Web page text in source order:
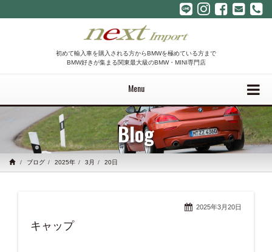
初めて輸入車を購入される方からBMWを極めている方まで
BMW好きが集まる関東最大級のBMW・MINI専門店
Menu
Blog
ブログ 2025年 3月 20日
2025年3月20日
キャップ